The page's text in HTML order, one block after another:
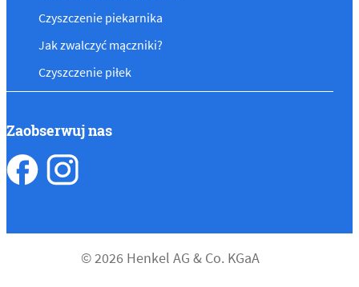
Czyszczenie piekarnika
Jak zwalczyć mączniki?
Czyszczenie piłek
Zaobserwuj nas
© 2026 Henkel AG & Co. KGaA